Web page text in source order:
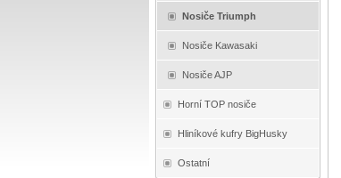
Nosiče Triumph
Nosiče Kawasaki
Nosiče AJP
Horní TOP nosiče
Hliníkové kufry BigHusky
Ostatní